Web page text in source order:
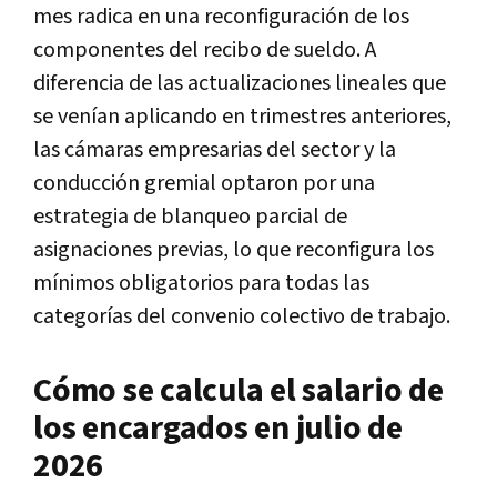
mes radica en una reconfiguración de los
componentes del recibo de sueldo. A
diferencia de las actualizaciones lineales que
se venían aplicando en trimestres anteriores,
las cámaras empresarias del sector y la
conducción gremial optaron por una
estrategia de blanqueo parcial de
asignaciones previas, lo que reconfigura los
mínimos obligatorios para todas las
categorías del convenio colectivo de trabajo.
Cómo se calcula el salario de
los encargados en julio de
2026